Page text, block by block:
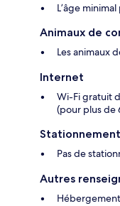
L’âge
Animaux de
Les animaux
Internet
Wi-Fi gratuit
(pour plus de
Stationnement
Pas de
Autres